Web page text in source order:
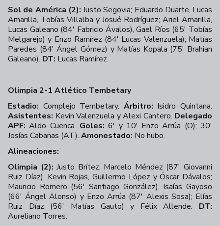
Sol de América (2): Justo Segovia; Eduardo Duarte, Lucas
Amarilla, Tobías Villalba y Josué Rodríguez; Ariel Amarilla,
Lucas Galeano (84' Fabricio Ávalos), Gael Ríos (65' Tobías
Melgarejo) y Enzo Ramírez (84' Lucas Valenzuela); Matías
Paredes (84' Ángel Gómez) y Matías Kopala (75' Brahian
Galeano). DT: Lucas Ramírez.
Olimpia 2-1 Atlético Tembetary
Estadio: Complejo Tembetary. Árbitro: Isidro Quintana.
Asistentes: Kevin Valenzuela y Alexi Cantero. Delegado
APF: Aldo Cuenca. Goles: 6' y 10' Enzo Arrúa (O); 30'
Josías Cabañas (AT). Amonestado: No hubo.
Alineaciones:
Olimpia (2): Justo Brítez; Marcelo Méndez (87' Giovanni
Ruiz Díaz), Kevin Rojas, Guillermo López y Óscar Dávalos;
Mauricio Romero (56' Santiago González), Isaías Gayoso
(66' Ángel Alonso) y Enzo Arrúa (87' Alexis Sosa); Elías
Ruiz Díaz (56' Matías Gauto) y Félix Allende. DT:
Aureliano Torres.